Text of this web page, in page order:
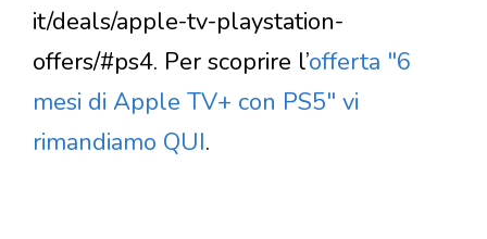
it/deals/apple-tv-playstation-
offers/#ps4. Per scoprire l’offerta "6
mesi di Apple TV+ con PS5" vi
rimandiamo QUI.